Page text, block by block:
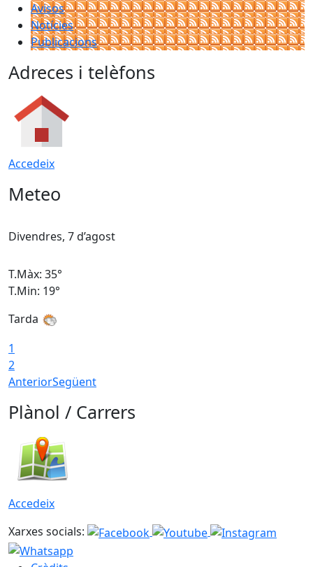
Avisos
Notícies
Publicacions
Adreces i telèfons
Accedeix
Meteo
Divendres, 7 d’agost
T.Màx: 35°
T.Min: 19°
Tarda
1
2
AnteriorSegüent
Plànol / Carrers
Accedeix
Xarxes socials: